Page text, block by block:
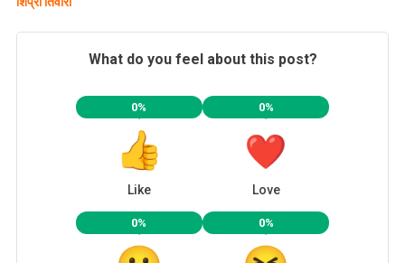
What do you feel about this post?
0%
Like
0%
Love
0% 0%